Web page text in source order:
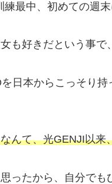
最中、初めての週
も好きだという事で
日本からこっそり
んて、光GENJI以来
ったから、自分でも